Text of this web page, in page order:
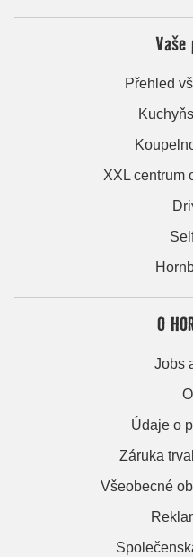
Vaše
Přehled
XXL centrum
O
Jobs
Údaje o
Záruka
Všeobecné